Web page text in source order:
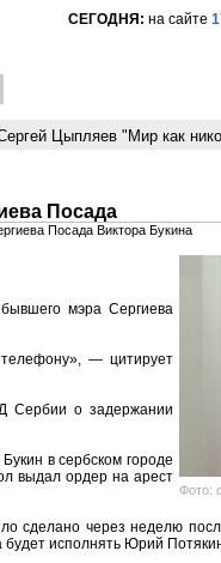
СЕГОДНЯ: на сайте
Цыпляев "Мир как
Посада
Посада Виктора Букина
Фото:
мэра Сергиева
— цитирует
Сербии о задержании
в сербском городе
выдал ордер на арест
сделано через неделю
будет исполнять Юрий